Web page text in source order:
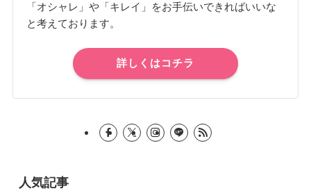
「オシャレ」や「キレイ」をお手伝いできればいいな
と考えております。
詳しくはコチラ
人気記事